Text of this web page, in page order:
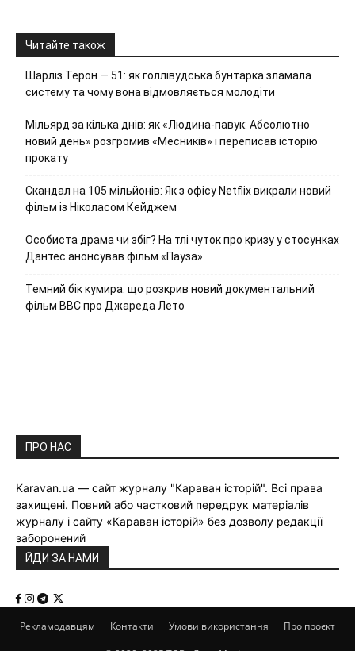
Читайте також
Шарліз Терон — 51: як голлівудська бунтарка зламала
систему та чому вона відмовляється молодіти
Мільярд за кілька днів: як «Людина-павук: Абсолютно
новий день» розгромив «Месників» і переписав історію
прокату
Скандал на 105 мільйонів: Як з офісу Netflix викрали новий
фільм із Ніколасом Кейджем
Особиста драма чи збіг? На тлі чуток про кризу у стосунках
Дантес анонсував фільм «Пауза»
Темний бік кумира: що розкрив новий документальний
фільм ВВС про Джареда Лето
ПРО НАС
Karavan.ua — сайт журналу "Караван історій". Всі права
захищені. Повний або частковий передрук матеріалів
журналу і сайту «Караван історій» без дозволу редакції
заборонений
ЙДИ ЗА НАМИ
Рекламодавцям Контакти Умови використання Про проєкт